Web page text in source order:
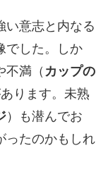
い意志と内なる
でした。しか
不満（ カップの
ります。未熟
）も潜んでお
ったのかもしれ